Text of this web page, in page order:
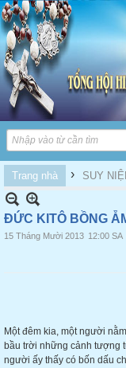
Trang nhà › SUY
ĐỨC KITÔ BỒNG
15 Tháng Mười 2013 12:00 SA
Một đêm kia, một người
bầu trời những cảnh tượng
người ấy thấy có bốn dấu